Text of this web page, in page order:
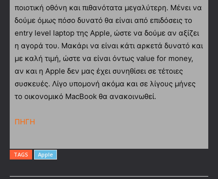
ποιοτική οθόνη και πιθανότατα μεγαλύτερη. Μένει να
δούμε όμως πόσο δυνατό θα είναι από επιδόσεις το
entry level laptop της Apple, ώστε να δούμε αν αξίζει
η αγορά του. Μακάρι να είναι κάτι αρκετά δυνατό και
με καλή τιμή, ώστε να είναι όντως value for money,
αν και η Apple δεν μας έχει συνηθίσει σε τέτοιες
συσκευές. Λίγο υπομονή ακόμα και σε λίγους μήνες
το οικονομικό MacBook θα ανακοινωθεί.
ΠΗΓΗ
TAGS Apple